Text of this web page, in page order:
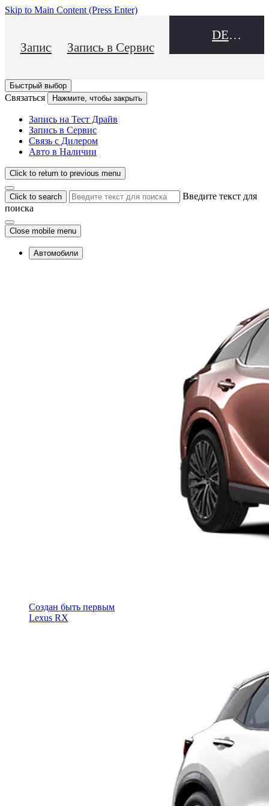
Skip to Main Content (Press Enter)
Запись на Тест Драйв
Запись в Сервис
DEALER NAME
Быстрый выбор
Связаться Нажмите, чтобы закрыть
Запись на Тест Драйв
Запись в Сервис
Связь с Дилером
Авто в Наличии
Click to return to previous menu
Click to search
Введите текст для
поиска
Close mobile menu
Автомобили
Cоздан быть первым
Lexus RX